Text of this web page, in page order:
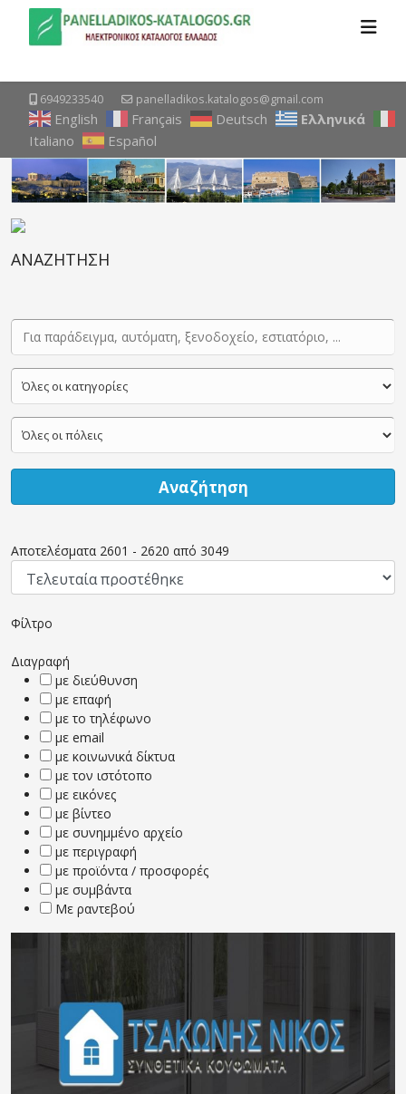
6949233540 panelladikos.katalogos@gmail.com
English Français Deutsch
Ελληνικά
Italiano
Español
ΑΝΑΖΗΤΗΣΗ
Αναζήτηση
Αποτελέσματα 2601 - 2620 από 3049
Φίλτρο
Διαγραφή
με διεύθυνση
με επαφή
με το τηλέφωνο
με email
με κοινωνικά δίκτυα
με τον ιστότοπο
με εικόνες
με βίντεο
με συνημμένο αρχείο
με περιγραφή
με προϊόντα / προσφορές
με συμβάντα
Με ραντεβού